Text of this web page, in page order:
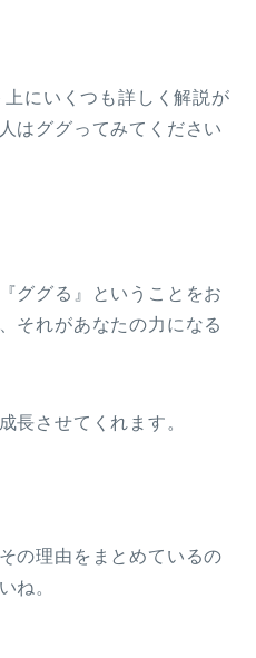
にいくつも詳しく解説が
はググってみてください
ググる』ということをお
それがあなたの力になる
長させてくれます。
の理由をまとめているの
ね。